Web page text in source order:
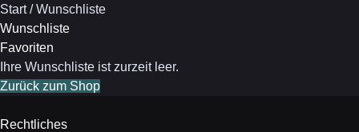
Start/Wunschliste
Wunschliste
Favoriten
Ihre Wunschliste ist zurzeit leer.
Zurück zum Shop
Rechtliches